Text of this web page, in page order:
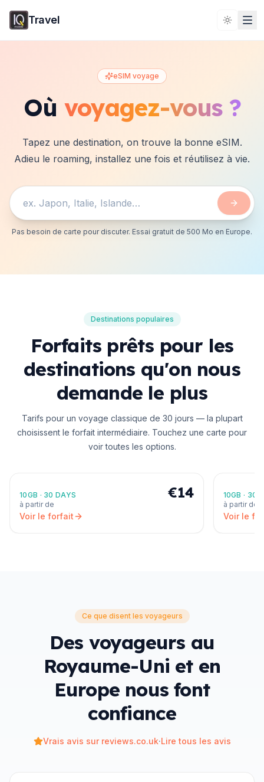
Travel Toggle
eSIM voyage
Où voyagez-vous ?
Tapez une destination, on trouve la bonne eSIM.
Adieu le roaming, installez une fois et réutilisez à vie.
Pas besoin de carte pour discuter. Essai gratuit de 500 Mo en Europe.
Destinations populaires
Forfaits prêts pour les
destinations qu'on nous
demande le plus
Tarifs pour un voyage classique de 30 jours — la plupart
choisissent le forfait intermédiaire. Touchez une carte pour
voir toutes les options.
🇺🇸
10GB · 30 DAYS
à partir de
€14
Voir le forfait
🇯🇵
10GB · 30
à partir de
Voir le
Ce que disent les voyageurs
Des voyageurs au
Royaume-Uni et en
Europe nous font
confiance
Vrais avis sur reviews.co.uk·Lire tous les avis